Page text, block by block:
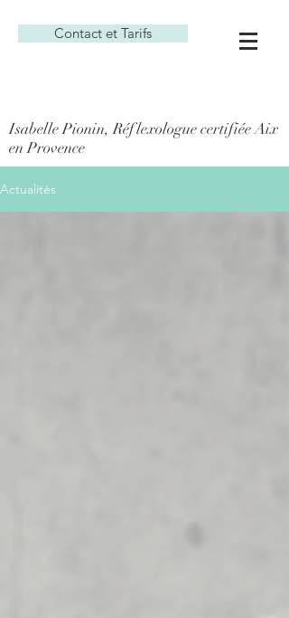
Contact et Tarifs
Isabelle Pionin, Réflexologue certifiée Aix
en Provence
Actualités